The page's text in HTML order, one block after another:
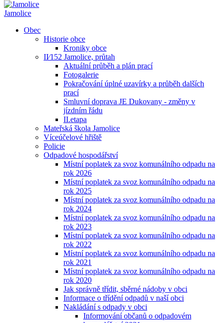
Jamolice
Obec
Historie obce
Kroniky obce
II⁄152 Jamolice, průtah
Aktuální průběh a plán prací
Fotogalerie
Pokračování úplné uzavírky a průběh dalších
prací
Smluvní doprava JE Dukovany - změny v
jízdním řádu
II.etapa
Mateřská škola Jamolice
Víceúčelové hřiště
Policie
Odpadové hospodářství
Místní poplatek za svoz komunálního odpadu na
rok 2026
Místní poplatek za svoz komunálního odpadu na
rok 2025
Místní poplatek za svoz komunálního odpadu na
rok 2024
Místní poplatek za svoz komunálního odpadu na
rok 2023
Místní poplatek za svoz komunálního odpadu na
rok 2022
Místní poplatek za svoz komunálního odpadu na
rok 2021
Místní poplatek za svoz komunálního odpadu na
rok 2020
Jak správně třídit, sběrné nádoby v obci
Informace o třídění odpadů v naší obci
Nakládání s odpady v obci
Informování občanů o odpadovém